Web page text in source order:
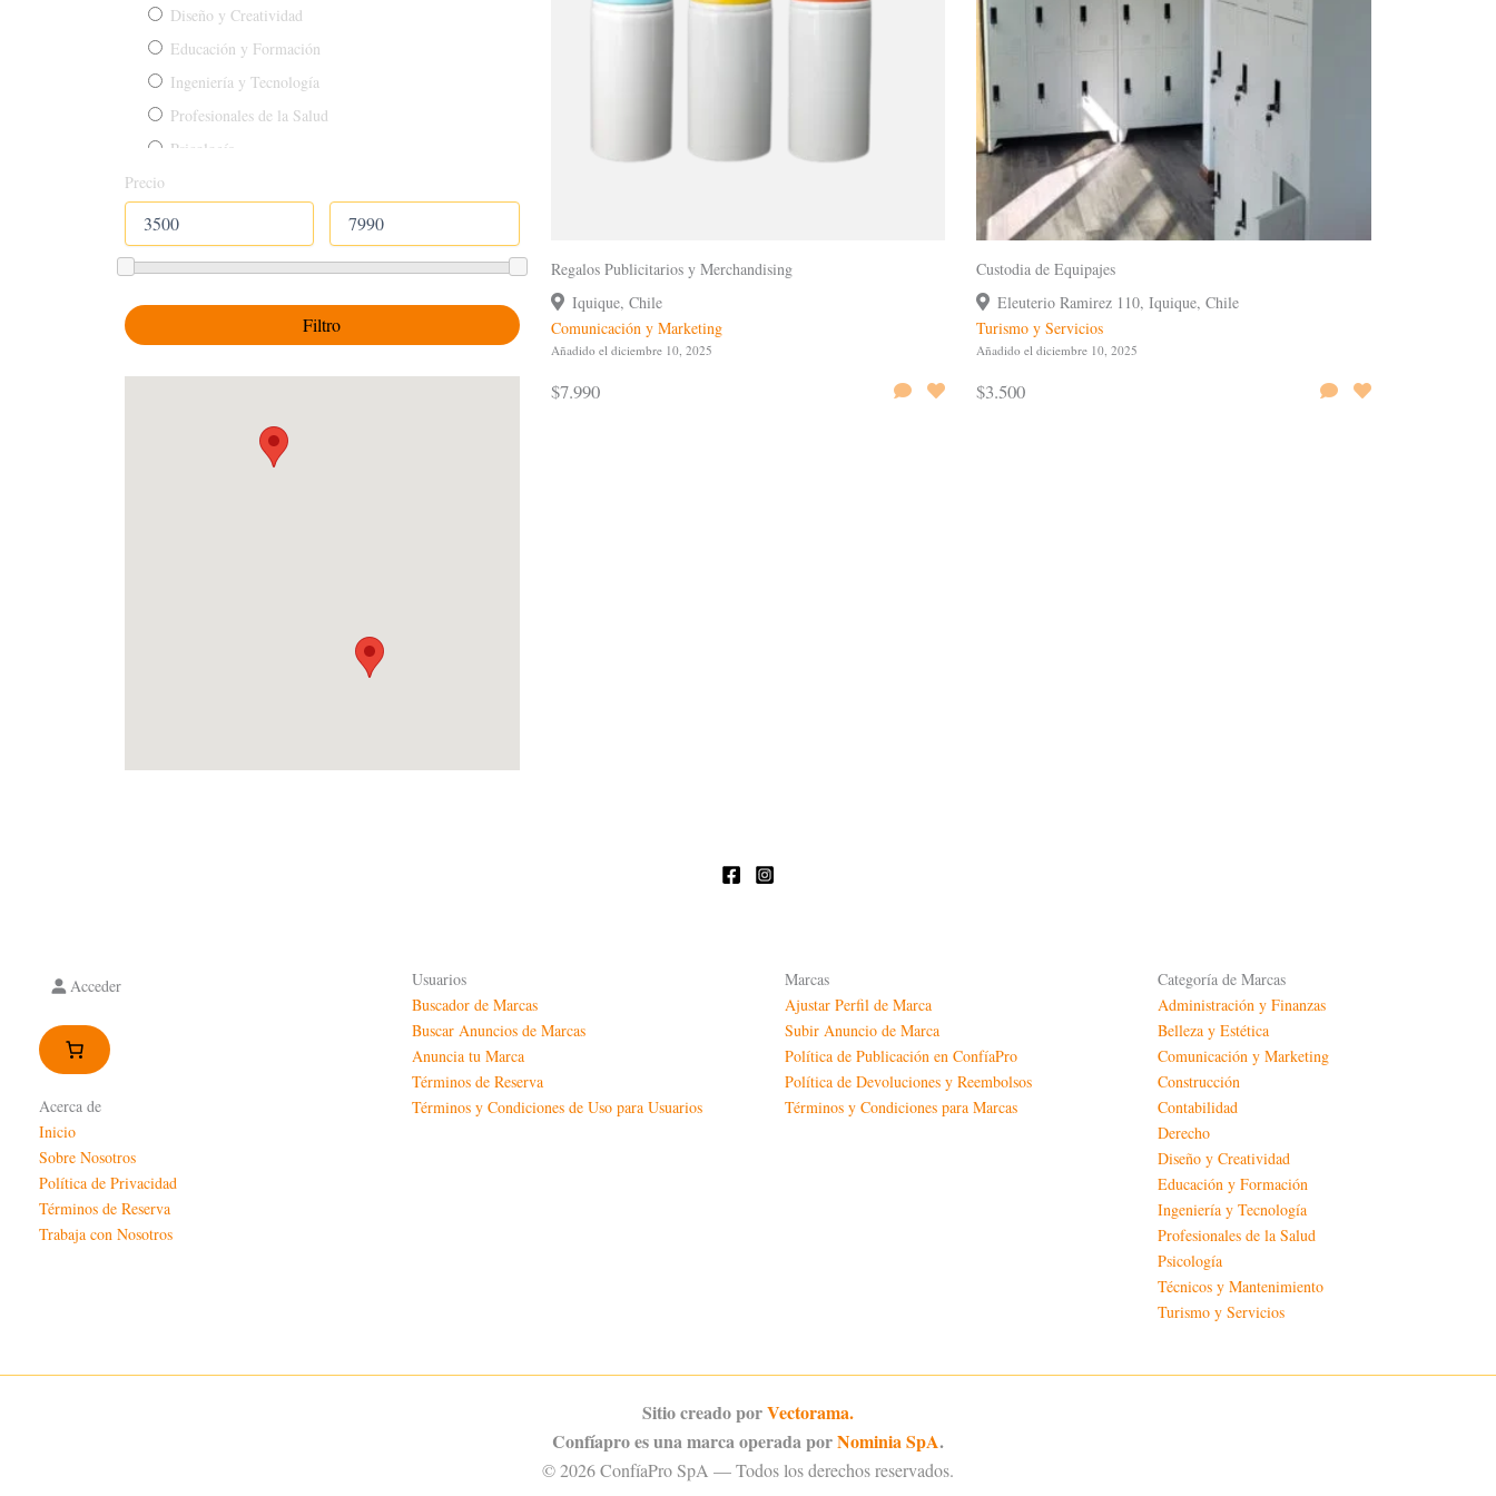
Diseño y Creatividad
Educación y Formación
Ingeniería y Tecnología
Profesionales de la Salud
Psicología
Turismo y Servicios
Precio
Filtro
Regalos Publicitarios y Merchandising
Iquique, Chile
Comunicación y Marketing
Añadido el diciembre 10, 2025
$7.990
Custodia de Equipajes
Eleuterio Ramirez 110, Iquique, Chile
Turismo y Servicios
Añadido el diciembre 10, 2025
$3.500
Acceder
Acerca de
Inicio
Sobre Nosotros
Política de Privacidad
Términos de Reserva
Trabaja con Nosotros
Usuarios
Buscador de Marcas
Buscar Anuncios de Marcas
Anuncia tu Marca
Términos de Reserva
Términos y Condiciones de Uso para Usuarios
Marcas
Ajustar Perfil de Marca
Subir Anuncio de Marca
Política de Publicación en ConfíaPro
Política de Devoluciones y Reembolsos
Términos y Condiciones para Marcas
Categoría de Marcas
Administración y Finanzas
Belleza y Estética
Comunicación y Marketing
Construcción
Contabilidad
Derecho
Diseño y Creatividad
Educación y Formación
Ingeniería y Tecnología
Profesionales de la Salud
Psicología
Técnicos y Mantenimiento
Turismo y Servicios
Sitio creado porVectorama.
Confíapro es una marca operada porNominia SpA.
© 2026 ConfíaPro SpA — Todos los derechos reservados.